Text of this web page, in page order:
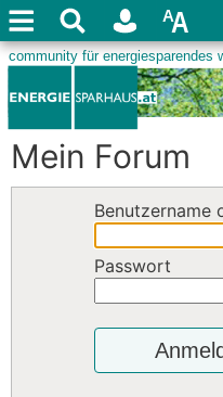
Mein Forum
Benutzername
Passwort